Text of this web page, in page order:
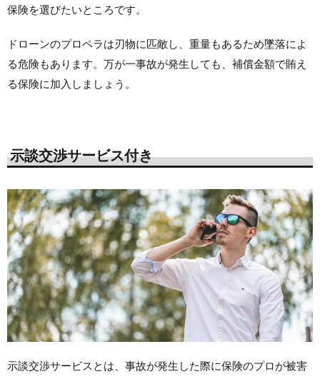
保険を選びたいところです。
ドローンのプロペラは刃物に匹敵し、重量もあるため墜落によ
る危険もあります。万が一事故が発生しても、補償金額で賄え
る保険に加入しましょう。
示談交渉サービス付き
示談交渉サービスとは、事故が発生した際に保険のプロが被害